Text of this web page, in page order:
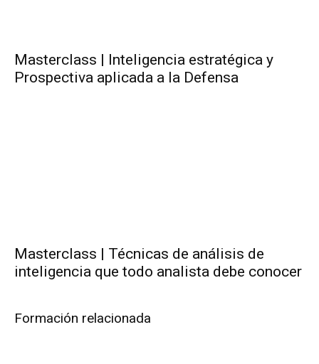
Masterclass | Inteligencia estratégica y
Prospectiva aplicada a la Defensa
Masterclass | Técnicas de análisis de
inteligencia que todo analista debe conocer
Formación relacionada